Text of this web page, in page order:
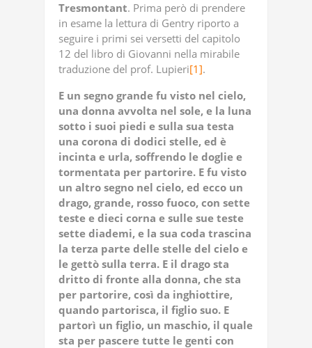
Tresmontant. Prima però di prendere
in esame la lettura di Gentry riporto a
seguire i primi sei versetti del capitolo
12 del libro di Giovanni nella mirabile
traduzione del prof. Lupieri[1].
E un segno grande fu visto nel cielo,
una donna avvolta nel sole, e la luna
sotto i suoi piedi e sulla sua testa
una corona di dodici stelle, ed è
incinta e urla, soffrendo le doglie e
tormentata per partorire. E fu visto
un altro segno nel cielo, ed ecco un
drago, grande, rosso fuoco, con sette
teste e dieci corna e sulle sue teste
sette diademi, e la sua coda trascina
la terza parte delle stelle del cielo e
le gettò sulla terra. E il drago sta
dritto di fronte alla donna, che sta
per partorire, così da inghiottire,
quando partorisca, il figlio suo. E
partorì un figlio, un maschio, il quale
sta per pascere tutte le genti con